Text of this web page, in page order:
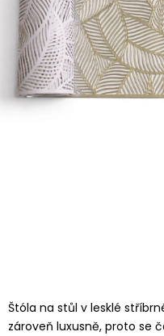
Štóla na stůl v lesklé
zároveň luxusně, proto se